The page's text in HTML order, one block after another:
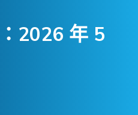
2026 年 5